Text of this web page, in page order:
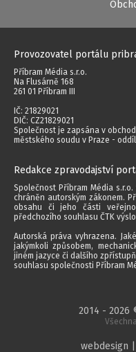
Provozovatel portálu
Příbram Média s.r.o.
Na Flusárně 168
261 01 Příbram III
IČ: 21829021
DIČ: CZ21829021
Společnost je zapsána v
městského soudu v Praze - oddíl
Redakce zpravodajství
Společnost Příbram Média
chráněn autorským zákonem.
obsahu či jeho části
předchozího souhlasu ČTK
Autorská práva vyhrazena.
jakýmkoli způsobem,
jiném jazyce či dalšího
souhlasu společnosti Příbram
2014 - 2026
webdesign